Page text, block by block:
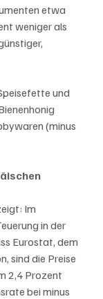
etwa
weniger als
und
(minus
Im
in der
Eurostat, dem
sind die Preise
2,4 Prozent
bei minus